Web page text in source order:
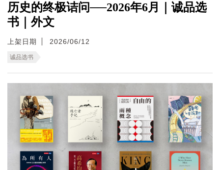
历史的终极诘问──2026年6月｜诚品选
书｜外文
上架日期 2026/06/12
诚品选书